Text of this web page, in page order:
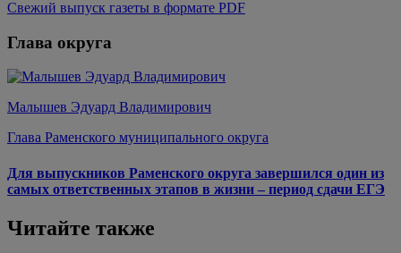
Свежий выпуск газеты в формате PDF
Глава округа
Малышев Эдуард Владимирович
Глава Раменского муниципального округа
Для выпускников Раменского округа завершился один из
самых ответственных этапов в жизни – период сдачи ЕГЭ
Читайте также